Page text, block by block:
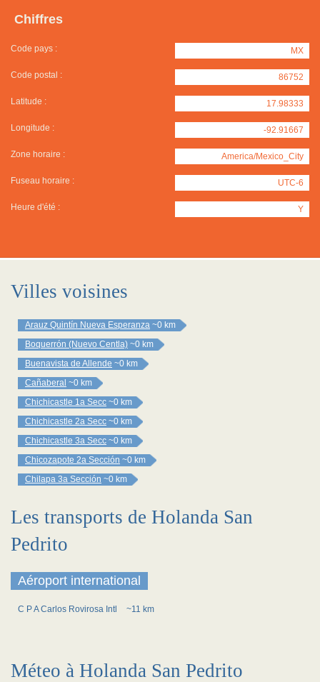
Chiffres
Code pays : MX
Code postal : 86752
Latitude : 17.98333
Longitude : -92.91667
Zone horaire : America/Mexico_City
Fuseau horaire : UTC-6
Heure d'été : Y
Villes voisines
Arauz Quintín Nueva Esperanza ~0 km
Boquerrón (Nuevo Centla) ~0 km
Buenavista de Allende ~0 km
Cañaberal ~0 km
Chichicastle 1a Secc ~0 km
Chichicastle 2a Secc ~0 km
Chichicastle 3a Secc ~0 km
Chicozapote 2a Sección ~0 km
Chilapa 3a Sección ~0 km
Les transports de Holanda San
Pedrito
Aéroport international
C P A Carlos Rovirosa Intl ~11 km
Méteo à Holanda San Pedrito